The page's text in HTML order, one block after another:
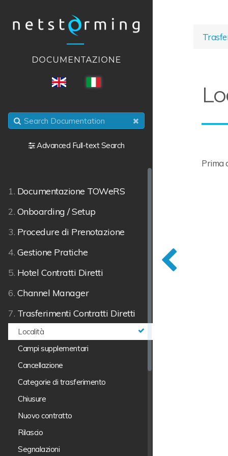
ITA
Advanced Full-text Search
1. Documentazione TOWeRS
2. Onboarding / Setup
3. Procedure di Prenotazione
4. Gestione Pratiche
5. Hotel Contratti Diretti
6. Channel Manager
7. Trasferimenti Contratti Diretti
Località
Campi supplementari
Cancellazione
Categorie di trasferimento
Chiusure
Nuovo contratto
Rilascio
Segnalazioni
Prima